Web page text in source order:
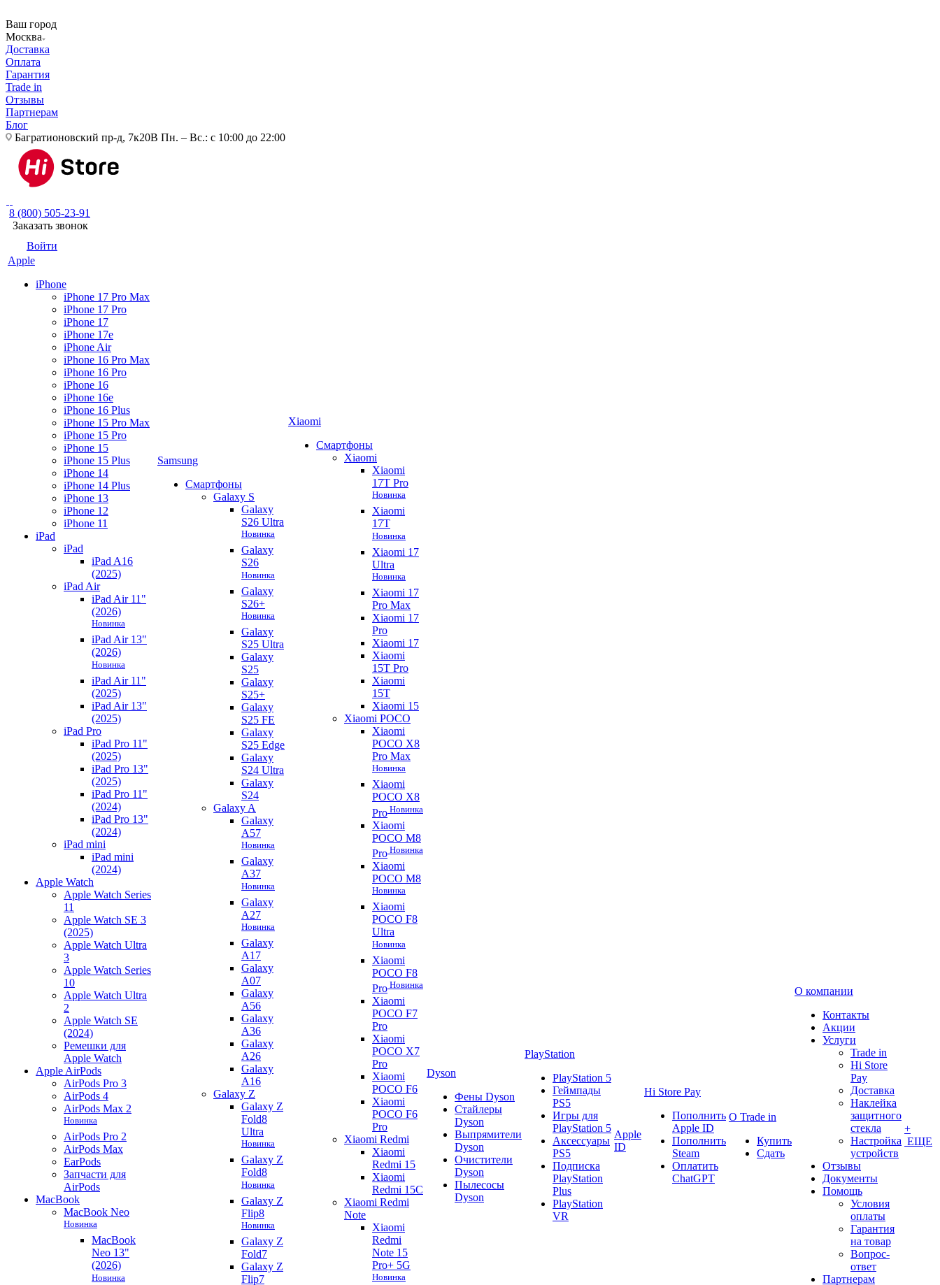
Ваш город
Москва
Доставка
Оплата
Гарантия
Trade in
Отзывы
Партнерам
Блог
Багратионовский пр-д, 7к20В Пн. – Вс.: с 10:00 до 22:00
8 (800) 505-23-91
Заказать звонок
Войти
Apple
iPhone
iPhone 17 Pro Max
iPhone 17 Pro
iPhone 17
iPhone 17e
iPhone Air
iPhone 16 Pro Max
iPhone 16 Pro
iPhone 16
iPhone 16e
iPhone 16 Plus
iPhone 15 Pro Max
iPhone 15 Pro
iPhone 15
iPhone 15 Plus
iPhone 14
iPhone 14 Plus
iPhone 13
iPhone 12
iPhone 11
iPad
iPad
iPad A16
(2025)
iPad Air
iPad Air 11"
(2026)
Новинка
iPad Air 13"
(2026)
Новинка
iPad Air 11"
(2025)
iPad Air 13"
(2025)
iPad Pro
iPad Pro 11"
(2025)
iPad Pro 13"
(2025)
iPad Pro 11"
(2024)
iPad Pro 13"
(2024)
iPad mini
iPad mini
(2024)
Apple Watch
Apple Watch Series
11
Apple Watch SE 3
(2025)
Apple Watch Ultra
3
Apple Watch Series
10
Apple Watch Ultra
2
Apple Watch SE
(2024)
Ремешки для
Apple Watch
Apple AirPods
AirPods Pro 3
AirPods 4
AirPods Max 2
Новинка
AirPods Pro 2
AirPods Max
EarPods
Запчасти для
AirPods
MacBook
MacBook Neo
Новинка
MacBook
Neo 13"
(2026)
Новинка
Samsung
Смартфоны
Galaxy S
Galaxy
S26 Ultra
Новинка
Galaxy
S26
Новинка
Galaxy
S26+
Новинка
Galaxy
S25 Ultra
Galaxy
S25
Galaxy
S25+
Galaxy
S25 FE
Galaxy
S25 Edge
Galaxy
S24 Ultra
Galaxy
S24
Galaxy A
Galaxy
A57
Новинка
Galaxy
A37
Новинка
Galaxy
A27
Новинка
Galaxy
A17
Galaxy
A07
Galaxy
A56
Galaxy
A36
Galaxy
A26
Galaxy
A16
Galaxy Z
Galaxy Z
Fold8
Ultra
Новинка
Galaxy Z
Fold8
Новинка
Galaxy Z
Flip8
Новинка
Galaxy Z
Fold7
Galaxy Z
Flip7
Xiaomi
Смартфоны
Xiaomi
Xiaomi
17T Pro
Новинка
Xiaomi
17T
Новинка
Xiaomi 17
Ultra
Новинка
Xiaomi 17
Pro Max
Xiaomi 17
Pro
Xiaomi 17
Xiaomi
15T Pro
Xiaomi
15T
Xiaomi 15
Xiaomi POCO
Xiaomi
POCO X8
Pro Max
Новинка
Xiaomi
POCO X8
Pro Новинка
Xiaomi
POCO M8
Pro Новинка
Xiaomi
POCO M8
Новинка
Xiaomi
POCO F8
Ultra
Новинка
Xiaomi
POCO F8
Pro Новинка
Xiaomi
POCO F7
Pro
Xiaomi
POCO X7
Pro
Xiaomi
POCO F6
Xiaomi
POCO F6
Pro
Xiaomi Redmi
Xiaomi
Redmi 15
Xiaomi
Redmi 15C
Xiaomi Redmi
Note
Xiaomi
Redmi
Note 15
Pro+ 5G
Новинка
Dyson
Фены Dyson
Стайлеры
Dyson
Выпрямители
Dyson
Очистители
Dyson
Пылесосы
Dyson
PlayStation
PlayStation 5
Геймпады
PS5
Игры для
PlayStation 5
Аксессуары
PS5
Подписка
PlayStation
Plus
PlayStation
VR
Apple
ID
Hi Store Pay
Пополнить
Apple ID
Пополнить
Steam
Оплатить
ChatGPT
О Trade in
Купить
Сдать
О компании
Контакты
Акции
Услуги
Trade in
Hi Store
Pay
Доставка
Наклейка
защитного
стекла
Настройка
устройств
Отзывы
Документы
Помощь
Условия
оплаты
Гарантия
на товар
Вопрос-
ответ
Партнерам
+
ЕЩЕ